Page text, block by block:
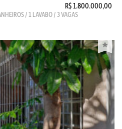
R$ 1.800.000,00
/ 1 LAVABO / 3 VAGAS